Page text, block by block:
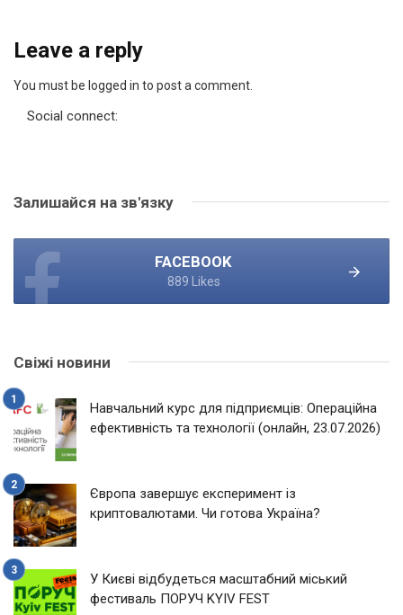
Leave a reply
You must be logged in to post a comment.
Social connect:
Залишайся на зв'язку
FACEBOOK
889 Likes
Свіжі новини
Навчальний курс для підприємців: Операційна
ефективність та технології (онлайн, 23.07.2026)
Європа завершує експеримент із
криптовалютами. Чи готова Україна?
У Києві відбудеться масштабний міський
фестиваль ПОРУЧ KYIV FEST